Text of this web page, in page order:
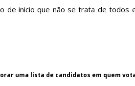
de inicio que não se trata de todos
uma lista de candidatos em quem